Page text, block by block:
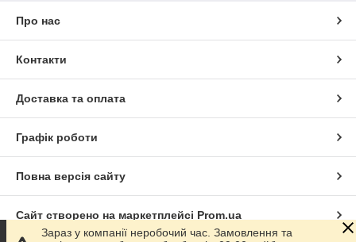
Про нас
Контакти
Доставка та оплата
Графік роботи
Повна версія сайту
Сайт створено на маркетплейсі Prom.ua
Зараз у компанії неробочий час. Замовлення та